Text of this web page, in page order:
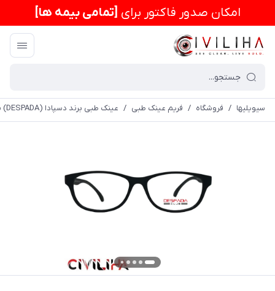
امكان صدور فاکتور برای [تمامی بیمه ها]
سیویلیها / فروشگاه / فریم عینک طبی / عینک طبی برند دسپادا (DESPADA) مدل DSC280 مشکی